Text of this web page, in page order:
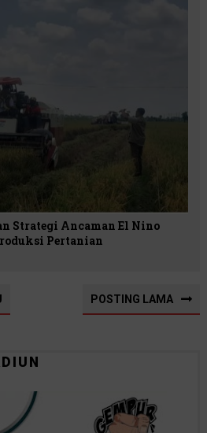
Strategi Ancaman El Nino
Pertanian
POSTING LAMA